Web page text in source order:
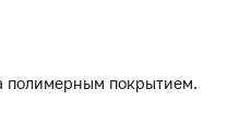
полимерным покрытием.